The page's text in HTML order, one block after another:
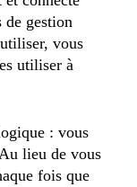
de gestion
vous
utiliser à
: vous
lieu de vous
fois que